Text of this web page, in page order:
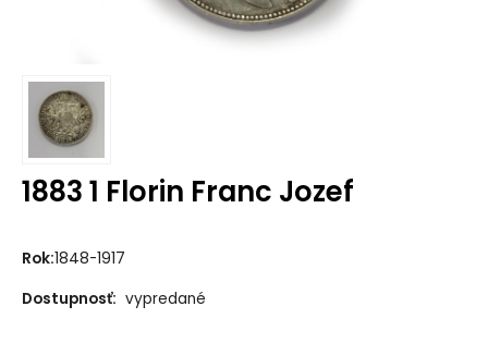
1883 1 Florin Franc Jozef
Rok:1848-1917
Dostupnosť: vypredané